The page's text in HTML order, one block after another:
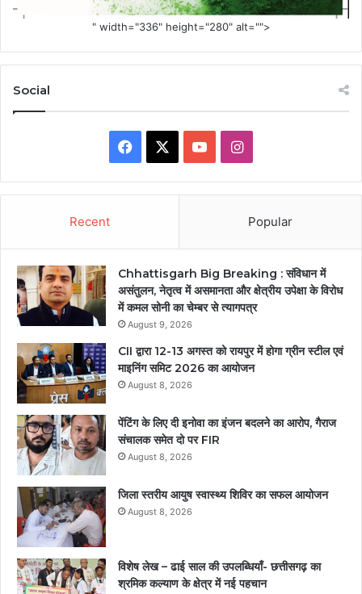
" width="336" height="280" alt="">
Social
Facebook YouTubeInstagram
Recent Popular
Chhattisgarh Big Breaking : संविधान में
असंतुलन, नेतृत्व में असमानता और क्षेत्रीय उपेक्षा के विरोध
में कमल सोनी का चेम्बर से त्यागपत्र
August 9, 2026
CII द्वारा 12-13 अगस्त को रायपुर में होगा ग्रीन स्टील एवं
माइनिंग समिट 2026 का आयोजन
August 8, 2026
पेंटिंग के लिए दी इनोवा का इंजन बदलने का आरोप, गैराज
संचालक समेत दो पर FIR
August 8, 2026
जिला स्तरीय आयुष स्वास्थ्य शिविर का सफल आयोजन
August 8, 2026
विशेष लेख – ढाई साल की उपलब्धियाँ- छत्तीसगढ़ का
श्रमिक कल्याण के क्षेत्र में नई पहचान